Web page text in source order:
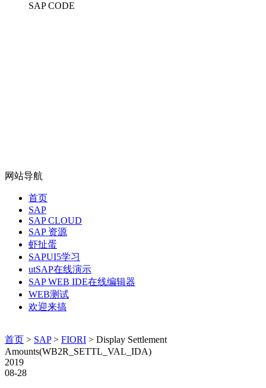
SAP CODE
网站导航
首页
SAP
SAP CLOUD
SAP 资源
虾扯蛋
SAPUI5学习
utSAP在线演示
SAP WEB IDE在线编辑器
WEB测试
欢迎来搞
首页 > SAP> FIORI > Display Settlement
Amounts(WB2R_SETTL_VAL_IDA)
2019
08-28